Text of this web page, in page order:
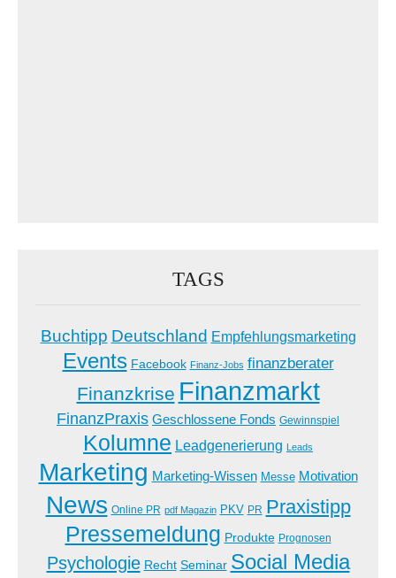
TAGS
Buchtipp Deutschland Empfehlungsmarketing
Events Facebook Finanz-Jobs finanzberater
Finanzkrise Finanzmarkt
FinanzPraxis Geschlossene Fonds Gewinnspiel
Kolumne Leadgenerierung Leads
Marketing Marketing-Wissen Messe Motivation
News Online PR pdf Magazin PKV PR Praxistipp
Pressemeldung Produkte Prognosen
Psychologie Recht Seminar Social Media